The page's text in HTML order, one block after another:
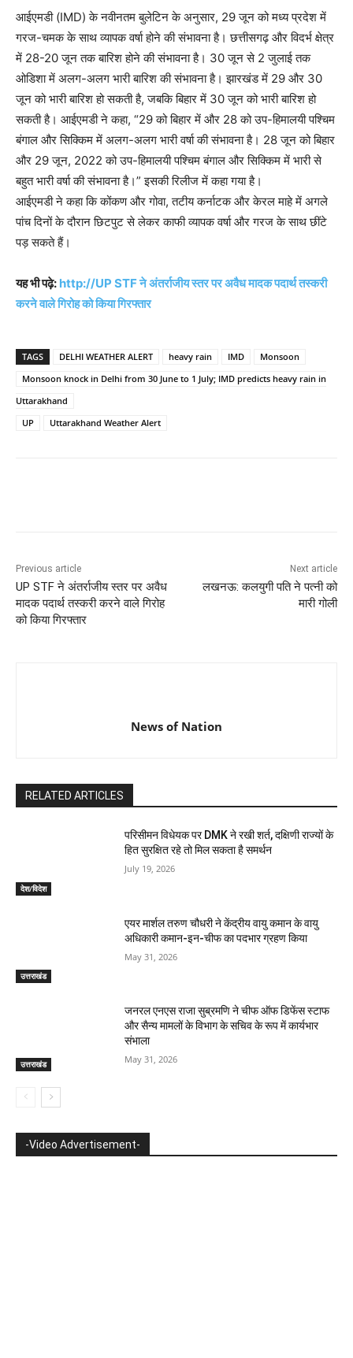
आईएमडी (IMD) के नवीनतम बुलेटिन के अनुसार, 29 जून को मध्य प्रदेश में
गरज-चमक के साथ व्यापक वर्षा होने की संभावना है। छत्तीसगढ़ और विदर्भ क्षेत्र
में 28-20 जून तक बारिश होने की संभावना है। 30 जून से 2 जुलाई तक
ओडिशा में अलग-अलग भारी बारिश की संभावना है। झारखंड में 29 और 30
जून को भारी बारिश हो सकती है, जबकि बिहार में 30 जून को भारी बारिश हो
सकती है। आईएमडी ने कहा, “29 को बिहार में और 28 को उप-हिमालयी पश्चिम
बंगाल और सिक्किम में अलग-अलग भारी वर्षा की संभावना है। 28 जून को बिहार
और 29 जून, 2022 को उप-हिमालयी पश्चिम बंगाल और सिक्किम में भारी से
बहुत भारी वर्षा की संभावना है।” इसकी रिलीज में कहा गया है।
आईएमडी ने कहा कि कोंकण और गोवा, तटीय कर्नाटक और केरल माहे में अगले
पांच दिनों के दौरान छिटपुट से लेकर काफी व्यापक वर्षा और गरज के साथ छींटे
पड़ सकते हैं।
यह भी पढ़े: http://UP STF ने अंतर्राजीय स्तर पर अवैध मादक पदार्थ तस्करी
करने वाले गिरोह को किया गिरफ्तार
TAGS DELHI WEATHER ALERT heavy rain IMD
Monsoon
Monsoon knock in Delhi from 30 June to 1 July; IMD predicts heavy rain in
Uttarakhand
UP
Uttarakhand Weather Alert
Previous article
UP STF ने अंतर्राजीय स्तर पर अवैध
मादक पदार्थ तस्करी करने वाले गिरोह
को किया गिरफ्तार
Next article
लखनऊ: कलयुगी पति ने पत्नी को
मारी गोली
News of Nation
RELATED ARTICLES
देश/विदेश
परिसीमन विधेयक पर DMK ने रखी शर्त, दक्षिणी राज्यों के
हित सुरक्षित रहे तो मिल सकता है समर्थन
July 19, 2026
उत्तराखंड
एयर मार्शल तरुण चौधरी ने केंद्रीय वायु कमान के वायु
अधिकारी कमान-इन-चीफ का पदभार ग्रहण किया
May 31, 2026
उत्तराखंड
जनरल एनएस राजा सुब्रमणि ने चीफ ऑफ डिफेंस स्टाफ
और सैन्य मामलों के विभाग के सचिव के रूप में कार्यभार
संभाला
May 31, 2026
-Video Advertisement-